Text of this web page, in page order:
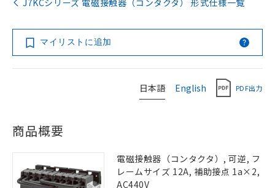
J7KCシリーズ 電磁接触器（コンタクタ） 形式仕様一覧
マイリストに追加
日本語 English PDF出力
商品概要
電磁接触器（コンタクタ）, 可逆, フ
レームサイズ 12A, 補助接点 1a×2,
AC440V